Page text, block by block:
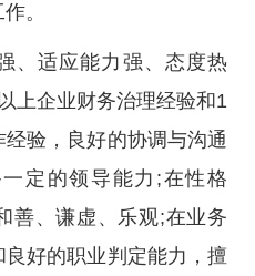
。
、适应能力强、态度热
上企业财务治理经验和1
验，良好的协调与沟通
定的领导能力;在性格
善、谦虚、乐观;在业务
好的职业判定能力，擅